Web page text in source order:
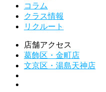
コラム
クラス情報
リクルート
店舗アクセス
葛飾区・金町店
文京区・湯島天神店